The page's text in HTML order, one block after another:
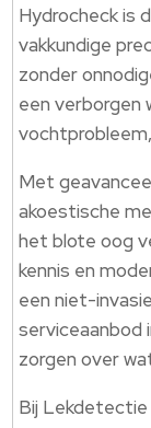
Hydrocheck is
vakkundige
zonder
een verborgen
Met
akoestische
het blote oog
kennis en
een niet-
serviceaanbod
zorgen over
Bij Lekdetectie